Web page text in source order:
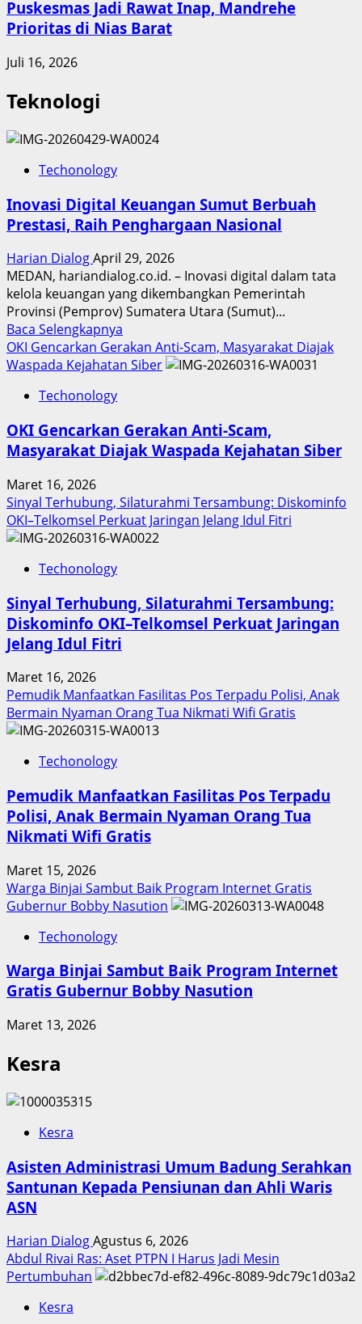
Puskesmas Jadi Rawat Inap, Mandrehe
Prioritas di Nias Barat
Juli 16, 2026
Teknologi
Techonology
Inovasi Digital Keuangan Sumut Berbuah
Prestasi, Raih Penghargaan Nasional
Harian DialogApril 29, 2026
MEDAN, hariandialog.co.id. – Inovasi digital dalam tata
kelola keuangan yang dikembangkan Pemerintah
Provinsi (Pemprov) Sumatera Utara (Sumut)...
Baca Selengkapnya
more
about
Sumut
Berbuah
Penghargaan
Nasional
OKI Gencarkan Gerakan Anti-Scam, Masyarakat Diajak
Waspada Kejahatan Siber
Techonology
OKI Gencarkan Gerakan Anti-Scam,
Masyarakat Diajak Waspada Kejahatan Siber
Maret 16, 2026
Sinyal Terhubung, Silaturahmi Tersambung: Diskominfo
OKI–Telkomsel Perkuat Jaringan Jelang Idul Fitri
Techonology
Sinyal Terhubung, Silaturahmi Tersambung:
Diskominfo OKI–Telkomsel Perkuat Jaringan
Jelang Idul Fitri
Maret 16, 2026
Pemudik Manfaatkan Fasilitas Pos Terpadu Polisi, Anak
Bermain Nyaman Orang Tua Nikmati Wifi Gratis
Techonology
Pemudik Manfaatkan Fasilitas Pos Terpadu
Polisi, Anak Bermain Nyaman Orang Tua
Nikmati Wifi Gratis
Maret 15, 2026
Warga Binjai Sambut Baik Program Internet Gratis
Gubernur Bobby Nasution
Techonology
Warga Binjai Sambut Baik Program Internet
Gratis Gubernur Bobby Nasution
Maret 13, 2026
Kesra
Kesra
Asisten Administrasi Umum Badung Serahkan
Santunan Kepada Pensiunan dan Ahli Waris
ASN
Harian DialogAgustus 6, 2026
Abdul Rivai Ras: Aset PTPN I Harus Jadi Mesin
Pertumbuhan
Kesra